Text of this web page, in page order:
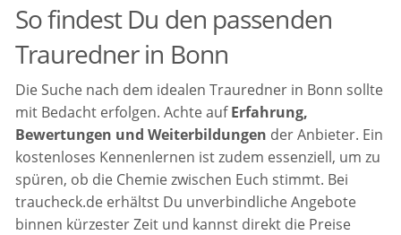
So findest Du den passenden
Trauredner in Bonn
Die Suche nach dem idealen Trauredner in Bonn sollte
mit Bedacht erfolgen. Achte aufErfahrung,
Bewertungen und Weiterbildungen der Anbieter. Ein
kostenloses Kennenlernen ist zudem essenziell, um zu
spüren, ob die Chemie zwischen Euch stimmt. Bei
traucheck.de erhältst Du unverbindliche Angebote
binnen kürzester Zeit und kannst direkt die Preise